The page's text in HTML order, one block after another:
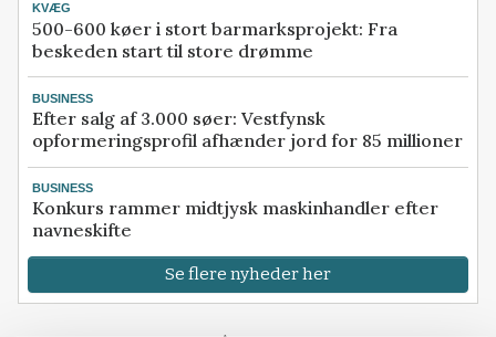
KVÆG
500-600 køer i stort barmarksprojekt: Fra
beskeden start til store drømme
BUSINESS
Efter salg af 3.000 søer: Vestfynsk
opformeringsprofil afhænder jord for 85 millioner
BUSINESS
Konkurs rammer midtjysk maskinhandler efter
navneskifte
Se flere nyheder her